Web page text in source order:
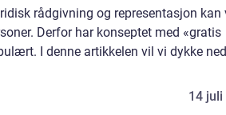
rådgivning og representasjon
Derfor har konseptet med «gratis
I denne artikkelen vil vi dykke
14 juli